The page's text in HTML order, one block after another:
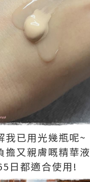
我已用光幾瓶呢~
擔又親膚嘅精華
日都適合使用!